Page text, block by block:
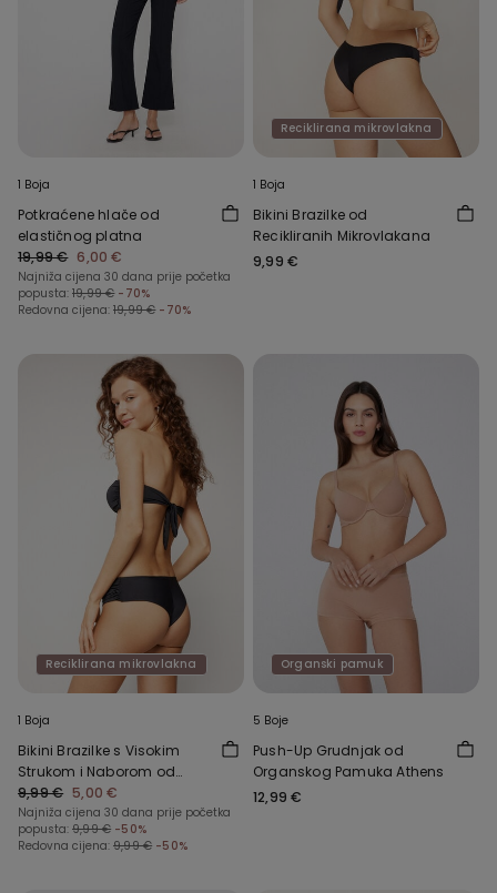
1 Boja
Potkraćene hlače od
elastičnog platna
19,99 € 6,00 €
Najniža cijena 30 dana prije početka
popusta: 19,99 € -70%
Redovna cijena: 19,99 € -70%
Reciklirana mikrovlakna
1 Boja
Bikini Brazilke od
Recikliranih Mikrovlakana
9,99 €
Reciklirana mikrovlakna
1 Boja
Bikini Brazilke s Visokim
Strukom i Naborom od
Recikliranih Mikrovlakana
9,99 € 5,00 €
Najniža cijena 30 dana prije početka
popusta: 9,99 € -50%
Redovna cijena: 9,99 € -50%
Organski pamuk
5 Boje
Push-Up Grudnjak od
Organskog Pamuka Athens
12,99 €